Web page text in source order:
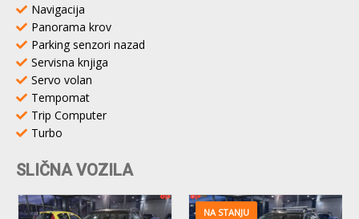
Navigacija
Panorama krov
Parking senzori nazad
Servisna knjiga
Servo volan
Tempomat
Trip Computer
Turbo
SLIČNA VOZILA
NA STANJU